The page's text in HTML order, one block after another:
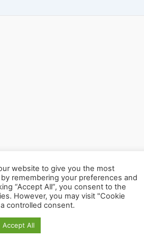
2026 2501.eu Gute Filme |
website to give you the most
remembering your preferences and
“Accept All”, you consent to the
However, you may visit "Cookie
controlled consent.
Accept All